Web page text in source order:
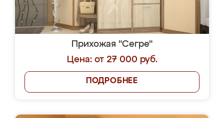
Прихожая "Сегре"
Цена: от 27 000 руб.
ПОДРОБНЕЕ